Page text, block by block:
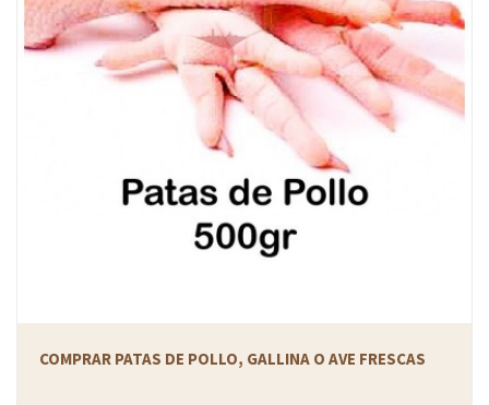
COMPRAR PATAS DE POLLO, GALLINA O AVE FRESCAS